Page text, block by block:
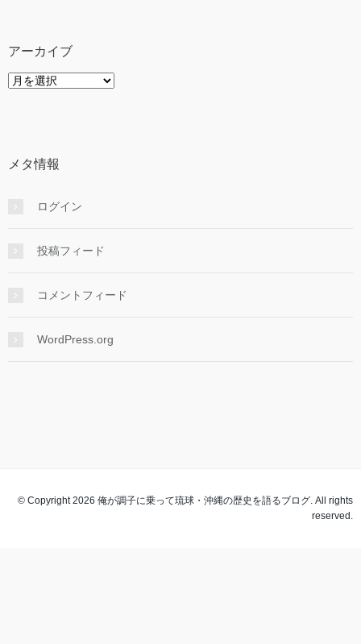
アーカイブ
ア
メタ情報
ログイン
投稿フィード
コメントフィード
WordPress.org
© Copyright 2026 俺が調子に乗って琉球・沖縄の歴史を語るブログ. All rights
reserved.